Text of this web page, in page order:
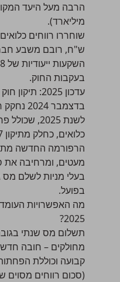
מיליארד).
ש"ח, רובם משבע
בעקבות החוק.
עדכון 2025: תיקון חוק ההתייעלות הכלכלית
בדצמבר
לשנת 2025,
הרפורמה החדשה
מעטים, ומרחיבה את
בעלי מניות לשלם מס
בפועל.
מה האפשרויות
2025?
מחולקים – חובה
קבועה וכוללת
(סכום רווחים